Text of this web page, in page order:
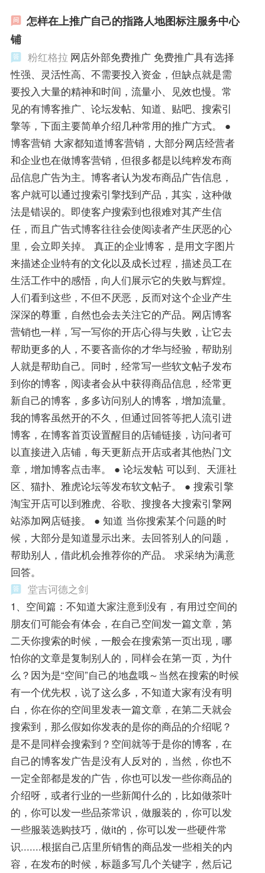
怎样在上推广自己的指路人地图标注服务中心
铺
粉红格拉 网店外部免费推广 免费推广具有选择
性强、灵活性高、不需要投入资金，但缺点就是需
要投入大量的精神和时间，流量小、见效也慢。常
见的有博客推广、论坛发帖、知道、贴吧、搜索引
擎等，下面主要简单介绍几种常用的推广方式。 ●
博客营销 大家都知道博客营销，大部分网店经营者
和企业也在做博客营销，但很多都是以纯粹发布商
品信息广告为主。博客者认为发布商品广告信息，
客户就可以通过搜索引擎找到产品，其实，这种做
法是错误的。即使客户搜索到也很难对其产生信
任，而且广告式博客往往会使阅读者产生厌恶的心
里，会立即关掉。 真正的企业博客，是用文字图片
来描述企业特有的文化以及成长过程，描述员工在
生活工作中的感悟，向人们展示它的失败与辉煌。
人们看到这些，不但不厌恶，反而对这个企业产生
深深的尊重，自然也会去关注它的产品。网店博客
营销也一样，写一写你的开店心得与失败，让它去
帮助更多的人，不要吝啬你的才华与经验，帮助别
人就是帮助自己。同时，经常写一些软文帖子发布
到你的博客，阅读者会从中获得商品信息，经常更
新自己的博客，多多访问别人的博客，增加流量。
我的博客虽然开的不久，但通过回答等把人流引进
博客，在博客首页设置醒目的店铺链接，访问者可
以直接进入店铺，每天更新点开店或者其他热门文
章，增加博客点击率。 ● 论坛发帖 可以到、天涯社
区、猫扑、雅虎论坛等发布软文帖子。 ● 搜索引擎
淘宝开店可以到雅虎、谷歌、搜搜各大搜索引擎网
站添加网店链接。 ● 知道 当你搜索某个问题的时
候，大部分是知道显示出来。去回答别人的问题，
帮助别人，借此机会推荐你的产品。 求采纳为满意
回答。
堂吉诃德之剑
1、空间篇：不知道大家注意到没有，有用过空间的
朋友们可能会有体会，在自己空间发一篇文章，第
二天你搜索的时候，一般会在搜索第一页出现，哪
怕你的文章是复制别人的，同样会在第一页，为什
么？因为是“空间”自己的地盘哦～当然在搜索的时候
有一个优先权，说了这么多，不知道大家有没有明
白，你在你的空间里发表一篇文章，在第二天就会
搜索到，那么假如你发表的是你的商品的介绍呢？
是不是同样会搜索到？空间就等于是你的博客，在
自己的博客发广告是没有人反对的，当然，你也不
一定全部都是发的广告，你也可以发一些你商品的
介绍呀，或者行业的一些新闻什么的，比如做茶叶
的，你可以发一些品茶常识，做服装的，你可以发
一些服装选购技巧，做it的，你可以发一些硬件常
识.......根据自己店里所销售的商品发一些相关的内
容，在发布的时候，标题多写几个关键字，然后记